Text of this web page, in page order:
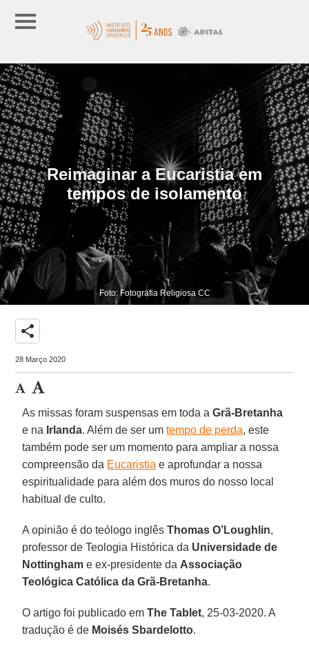
Reimaginar a Eucaristia em
tempos de isolamento
Foto: Fotografia Religiosa CC
share
28 Março 2020
As missas foram suspensas em toda aGrã-Bretanha
e na Irlanda. Além de ser umtempo de perda, este
também pode ser um momento para ampliar a nossa
compreensão da Eucaristia e aprofundar a nossa
espiritualidade para além dos muros do nosso local
habitual de culto.
A opinião é do teólogo inglêsThomas O’Loughlin,
professor de Teologia Histórica da Universidade de
Nottingham e ex-presidente da Associação
Teológica Católica da Grã-Bretanha.
O artigo foi publicado emThe Tablet, 25-03-2020. A
tradução é de Moisés Sbardelotto.